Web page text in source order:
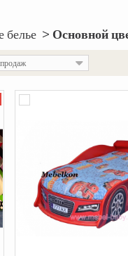
белье > Основной